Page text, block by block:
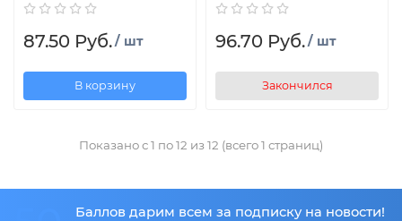
87.50 Руб./ шт
В корзину
96.70 Руб./ шт
Закончился
Показано с 1 по 12 из 12 (всего 1 страниц)
Баллов дарим всем за подписку на новости!